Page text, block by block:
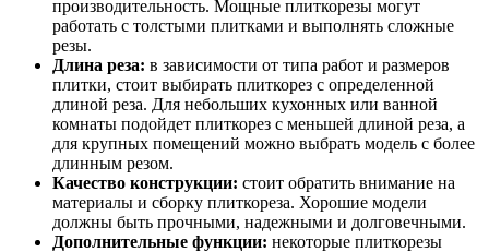
производительность. Мощные плиткорезы могут
работать с толстыми плитками и выполнять сложные
резы.
Длина реза: в зависимости от типа работ и размеров
плитки, стоит выбирать плиткорез с определенной
длиной реза. Для небольших кухонных или ванной
комнаты подойдет плиткорез с меньшей длиной реза, а
для крупных помещений можно выбрать модель с более
длинным резом.
Качество конструкции: стоит обратить внимание на
материалы и сборку плиткореза. Хорошие модели
должны быть прочными, надежными и долговечными.
Дополнительные функции: некоторые плиткорезы